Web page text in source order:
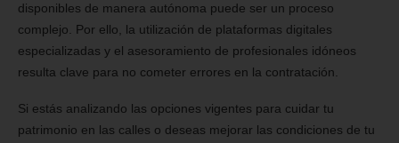
disponibles de manera autónoma puede ser un proceso
complejo. Por ello, la utilización de plataformas digitales
especializadas y el asesoramiento de profesionales idóneos
resulta clave para no cometer errores en la contratación.
Si estás analizando las opciones vigentes para cuidar tu
patrimonio en las calles o deseas mejorar las condiciones de tu